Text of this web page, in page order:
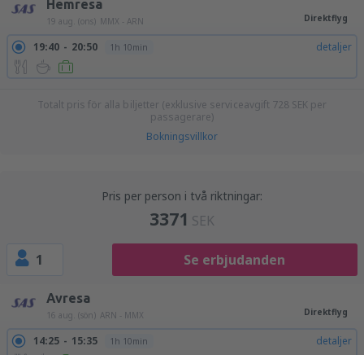
Hemresa
19 aug. (ons) MMX - ARN Direktflyg
19:40 20:50 1h 10min detaljer
Totalt pris för alla biljetter (exklusive serviceavgift 728 SEK per
passagerare)
Bokningsvillkor
Pris per person i två riktningar:
3371 SEK
1 Se erbjudanden
Avresa
16 aug. (sön) ARN - MMX Direktflyg
14:25 15:35 1h 10min detaljer